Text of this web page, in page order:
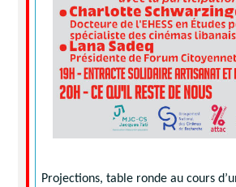
Projections, table ronde au cours